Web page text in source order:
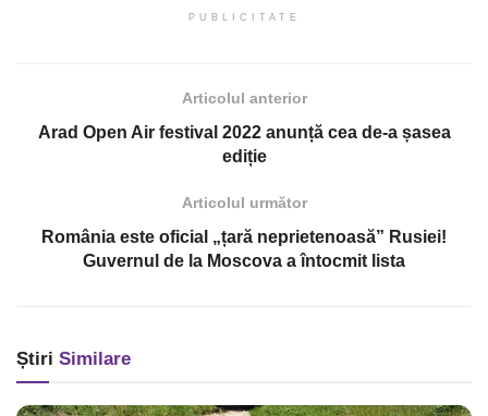
PUBLICITATE
Articolul anterior
Arad Open Air festival 2022 anunță cea de-a șasea
ediție
Articolul următor
România este oficial „țară neprietenoasă” Rusiei!
Guvernul de la Moscova a întocmit lista
Știri Similare